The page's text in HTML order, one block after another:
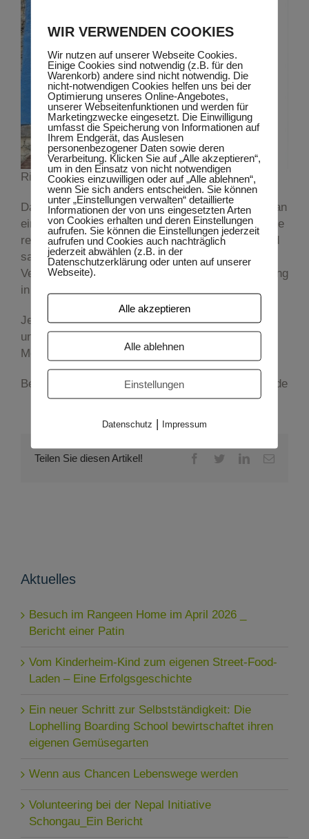
Ritesh Gotame (5)
Dazu suchen wir noch Paten. Mit nur 35€ kann man
einem dieser Kleinen aus armen Verhältnissen eine
regelmäßige und gesunde Ernährung, ausreichend
sauberes Trinkwasser, eine gute medizinische
Versorgung und vor allem eine sehr gute Ausbildung
in der Schule ermöglichen.
Jeder Cent fließt bei uns direkt in unsere Projekte
und somit auch 100% in die Ausbildung der
Menschen von morgen.
Bei Interesse bitte melden bei nele-seeger@gmx.de
Teilen Sie diesen Artikel! FacebookTwitterLinkedIn
E-
Aktuelles
Besuch im Rangeen Home im April 2026 _
Bericht einer Patin
Vom Kinderheim-Kind zum eigenen Street-Food-
Laden – Eine Erfolgsgeschichte
Ein neuer Schritt zur Selbstständigkeit: Die
Lophelling Boarding School bewirtschaftet ihren
eigenen Gemüsegarten
Wenn aus Chancen Lebenswege werden
Volunteering bei der Nepal Initiative
Schongau_Ein Bericht
WIR VERWENDEN COOKIES
Wir nutzen auf unserer Webseite Cookies.
Einige Cookies sind notwendig (z.B. für den
Warenkorb) andere sind nicht notwendig. Die
nicht-notwendigen Cookies helfen uns bei der
Optimierung unseres Online-Angebotes,
unserer Webseitenfunktionen und werden für
Marketingzwecke eingesetzt. Die Einwilligung
umfasst die Speicherung von Informationen auf
Ihrem Endgerät, das Auslesen
personenbezogener Daten sowie deren
Verarbeitung. Klicken Sie auf „Alle akzeptieren“,
um in den Einsatz von nicht notwendigen
Cookies einzuwilligen oder auf „Alle ablehnen“,
wenn Sie sich anders entscheiden. Sie können
unter „Einstellungen verwalten“ detaillierte
Informationen der von uns eingesetzten Arten
von Cookies erhalten und deren Einstellungen
aufrufen. Sie können die Einstellungen jederzeit
aufrufen und Cookies auch nachträglich
jederzeit abwählen (z.B. in der
Datenschutzerklärung oder unten auf unserer
Webseite).
Alle akzeptieren
Alle ablehnen
Einstellungen
Datenschutz | Impressum